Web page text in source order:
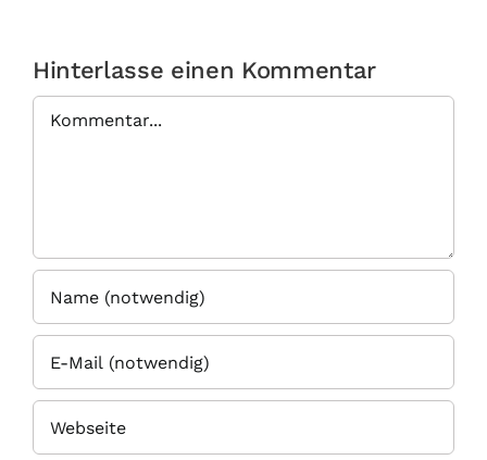
Hinterlasse einen Kommentar